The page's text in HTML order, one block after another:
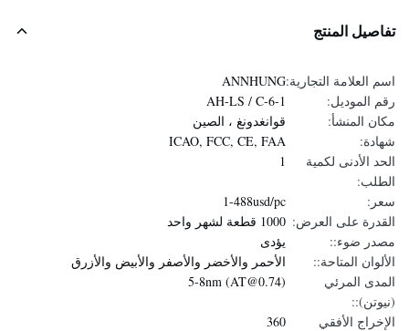
تفاصيل المنتج
اسم العلامة التجارية:ANNHUNG
رقم الموديل:
AH-LS / C-6-1
مكان المنشأ:
قوانغدونغ ، الصين
شهادة:
ICAO, FCC, CE, FAA
الحد الأدنى لكمية
الطلب:
1
سعر:
1-488usd/pc
القدرة على العرض: 1000 قطعة لشهر واحد
مصدر ضوء::
يؤدى
الألوان المتاحة::
الأحمر والأخضر والأصفر والأبيض والأزرق
المدى المرئي
(نيوتن)::
5-8nm (AT@0.74)
الإخراج الأفقي
360